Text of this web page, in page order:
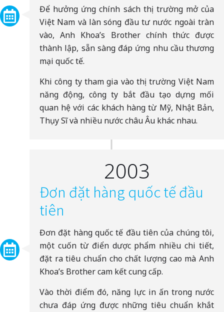
Để hưởng ứng chính sách thị trường mở của
Việt Nam và làn sóng đầu tư nước ngoài tràn
vào, Anh Khoa’s Brother chính thức được
thành lập, sẵn sàng đáp ứng nhu cầu thương
mại quốc tế.
Khi công ty tham gia vào thị trường Việt Nam
năng động, công ty bắt đầu tạo dựng mối
quan hệ với các khách hàng từ Mỹ, Nhật Bản,
Thụy Sĩ và nhiều nước châu Âu khác nhau.
2003
Đơn đặt hàng quốc tế đầu
tiên
Đơn đặt hàng quốc tế đầu tiên của chúng tôi,
một cuốn từ điển dược phẩm nhiều chi tiết,
đặt ra tiêu chuẩn cho chất lượng cao mà Anh
Khoa’s Brother cam kết cung cấp.
Vào thời điểm đó, năng lực in ấn trong nước
chưa đáp ứng được những tiêu chuẩn khắt